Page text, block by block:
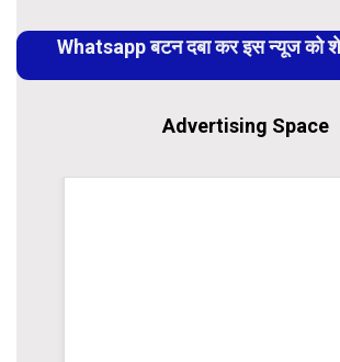
Reading
Whatsapp बटन दबा कर इस न्यूज को
Advertising Space